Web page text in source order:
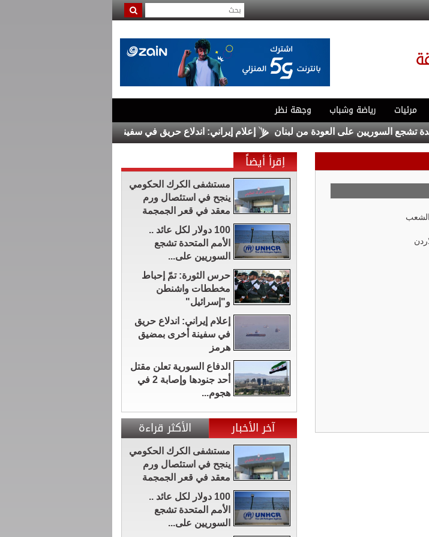
مرئيات رياضة وشباب وجهة نظر
إعلام إيراني: اندلاع حريق في سفينة أخرى بمضيق هرمز
الشعب
إقرأ أيضاً
مستشفى الكرك الحكومي
ينجح في استئصال ورم
معقد في قعر الجمجمة
100 دولار لكل عائد ..
الأمم المتحدة تشجع
السوريين على...
حرس الثورة: تمّ إحباط
مخططات واشنطن
و"إسرائيل"
إعلام إيراني: اندلاع حريق
في سفينة أخرى بمضيق
هرمز
الدفاع السورية تعلن مقتل
أحد جنودها وإصابة 2 في
هجوم...
آخر الأخبار الأكثر قراءة
مستشفى الكرك الحكومي
ينجح في استئصال ورم
معقد في قعر الجمجمة
100 دولار لكل عائد ..
الأمم المتحدة تشجع
السوريين على...